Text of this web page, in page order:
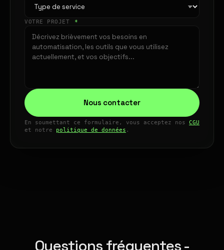
VOTRE PROJET *
Nous contacter
En soumettant ce formulaire, vous acceptez nos CGU
et notre politique de données .
Questions fréquentes -